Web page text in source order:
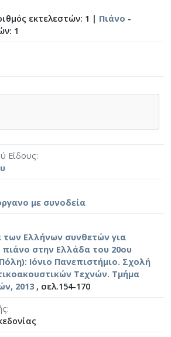
εκτελεστών: 1 | Πιάνο -
1
Είδους
με συνοδεία
των Ελλήνων συνθετών για
στην Ελλάδα του 20ου
Ιόνιο Πανεπιστήμιο. Σχολή
Τεχνών. Τμήμα
2013 , σελ.154-170